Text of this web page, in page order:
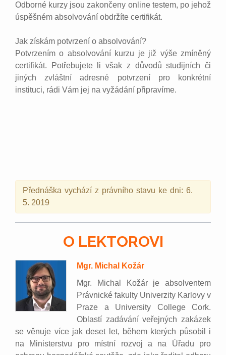
Odborné kurzy jsou zakončeny online testem, po jehož
úspěšném absolvování obdržíte certifikát.
Jak získám potvrzení o absolvování?
Potvrzením o absolvování kurzu je již výše zmíněný
certifikát. Potřebujete li však z důvodů studijních či
jiných zvláštní adresné potvrzení pro konkrétní
instituci, rádi Vám jej na vyžádání připravíme.
Přednáška vychází z právního stavu ke dni: 6.
5. 2019
O LEKTOROVI
Mgr. Michal Kožár
Mgr. Michal Kožár je absolventem
Právnické fakulty Univerzity Karlovy v
Praze a University College Cork.
Oblastí zadávání veřejných zakázek
se věnuje více jak deset let, během kterých působil i
na Ministerstvu pro místní rozvoj a na Úřadu pro